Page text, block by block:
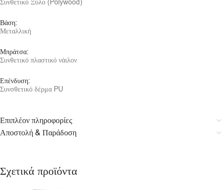
Συνθετικό Ξύλο (Polywood)
Βάση:
Μεταλλική
Μπράτσα:
Συνθετικό πλαστικό νάιλον
Επένδυση:
Συνσθετικό δέρμα PU
Επιπλέον πληροφορίες
Αποστολή & Παράδοση
Σχετικά προϊόντα